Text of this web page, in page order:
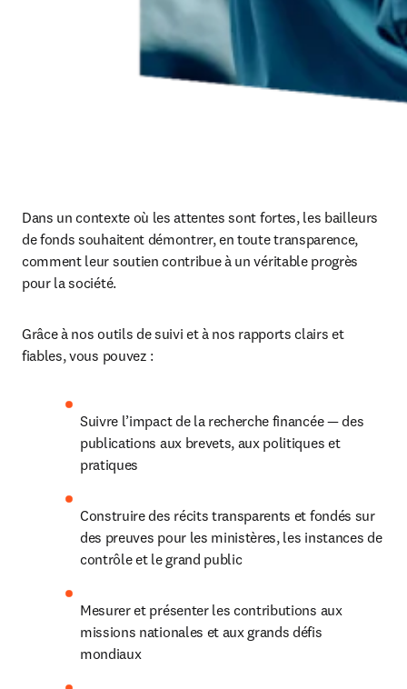
Dans un contexte où les attentes sont fortes, les bailleurs
de fonds souhaitent démontrer, en toute transparence,
comment leur soutien contribue à un véritable progrès
pour la société.
Grâce à nos outils de suivi et à nos rapports clairs et
fiables, vous pouvez :
Suivre l’impact de la recherche financée — des
publications aux brevets, aux politiques et
pratiques
Construire des récits transparents et fondés sur
des preuves pour les ministères, les instances de
contrôle et le grand public
Mesurer et présenter les contributions aux
missions nationales et aux grands défis
mondiaux